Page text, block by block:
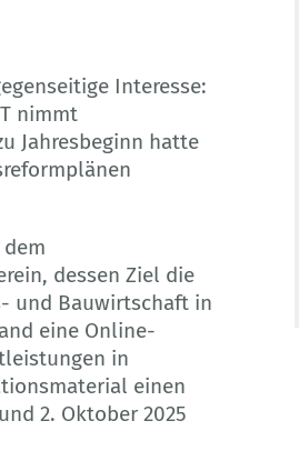
Interesse:
nimmt
Jahresbeginn hatte
dessen Ziel die
und Bauwirtschaft in
eine Online-
in
einen
2. Oktober 2025